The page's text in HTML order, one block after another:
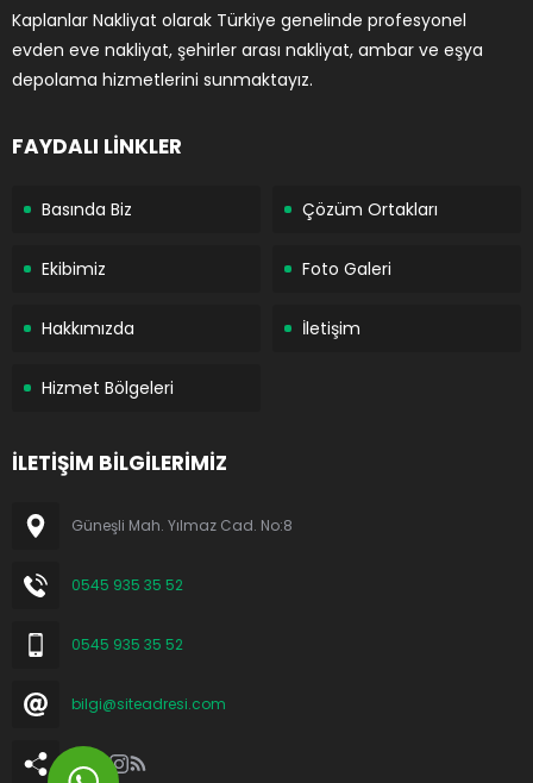
Kaplanlar Nakliyat olarak Türkiye genelinde profesyonel
evden eve nakliyat, şehirler arası nakliyat, ambar ve eşya
depolama hizmetlerini sunmaktayız.
FAYDALI LİNKLER
Basında Biz Çözüm Ortakları
Ekibimiz Foto Galeri
Hakkımızda İletişim
Hizmet Bölgeleri
İLETİŞİM BİLGİLERİMİZ
Güneşli Mah. Yılmaz Cad. No:8
0545 935 35 52
0545 935 35 52
bilgi@siteadresi.com